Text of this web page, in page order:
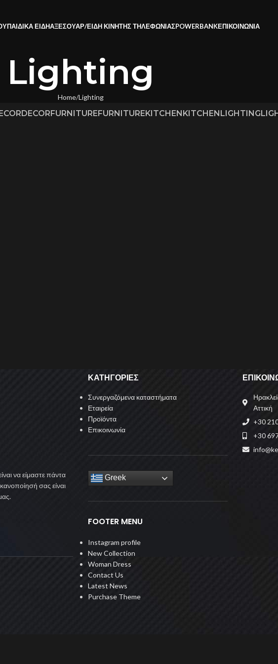
ΠΑΙΔΙΚΑ ΕΙΔΗΑΞΕΣΟΥΑΡ/ΕΙΔΗ ΚΙΝΗΤΗΣ ΤΗΛΕΦΩΝΙΑΣPOWERBANKΕΠΙΚΟΙΝΩΝΊΑ
Lighting
Home Lighting
DECORFURNITUREFURNITUREKITCHENKITCHENLIGHTING
να είμαστε πάντα
σας είναι
ΚΑΤΗΓΟΡΙΕΣ
Συνεργαζόμενα καταστήματα
Εταιρεία
Προϊόντα
Επικοινωνία
Greek
FOOTER MENU
Instagram profile
New Collection
Woman Dress
Contact Us
Latest News
Purchase Theme
Αττική
+30
+30